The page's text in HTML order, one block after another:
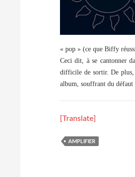
« pop » (ce que Biffy
Ceci dit, à se cantonner
difficile de sortir. De plus,
album, souffrant du défaut
[Translate]
AMPLIFIER